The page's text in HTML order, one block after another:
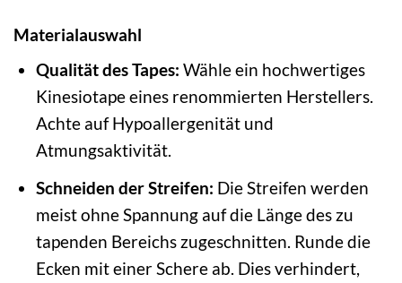
Materialauswahl
Qualität des Tapes: Wähle ein hochwertiges
Kinesiotape eines renommierten Herstellers.
Achte auf Hypoallergenität und
Atmungsaktivität.
Schneiden der Streifen: Die Streifen werden
meist ohne Spannung auf die Länge des zu
tapenden Bereichs zugeschnitten. Runde die
Ecken mit einer Schere ab. Dies verhindert,